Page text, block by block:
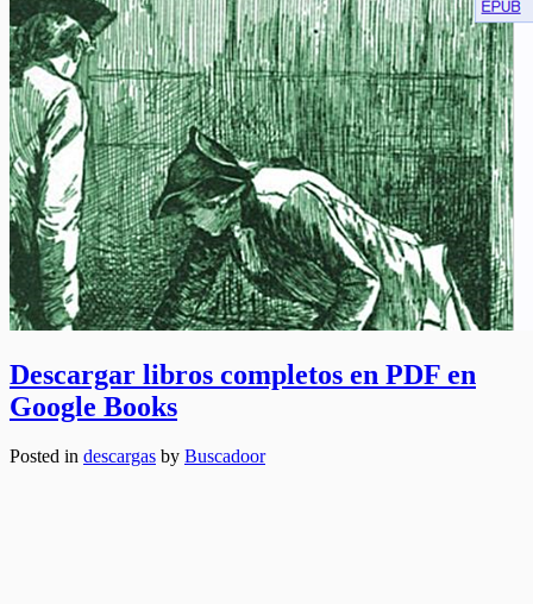
Descargar libros completos en PDF en
Google Books
Posted in descargas by Buscadoor